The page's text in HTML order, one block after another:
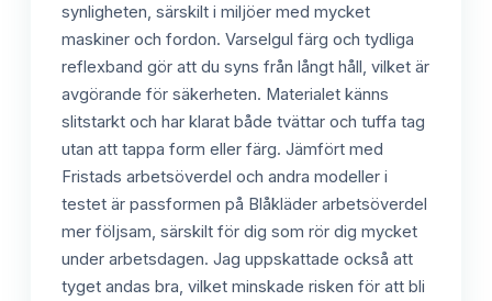
synligheten, särskilt i miljöer med mycket
maskiner och fordon. Varselgul färg och tydliga
reflexband gör att du syns från långt håll, vilket är
avgörande för säkerheten. Materialet känns
slitstarkt och har klarat både tvättar och tuffa tag
utan att tappa form eller färg. Jämfört med
Fristads arbetsöverdel och andra modeller i
testet är passformen på Blåkläder arbetsöverdel
mer följsam, särskilt för dig som rör dig mycket
under arbetsdagen. Jag uppskattade också att
tyget andas bra, vilket minskade risken för att bli